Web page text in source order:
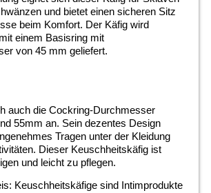
und bietet einen sicheren Sitz
beim Komfort. Der Käfig wird
einem Basisring mit
von 45 mm geliefert.
auch die Cockring-Durchmesser
55mm an. Sein dezentes Design
Tragen unter der Kleidung
Dieser Keuschheitskäfig ist
und leicht zu pflegen.
Keuschheitskäfige sind Intimprodukte